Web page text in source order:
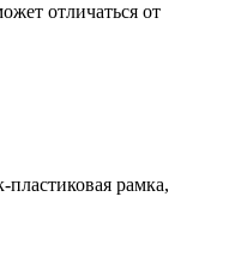
отличаться от
рамка,